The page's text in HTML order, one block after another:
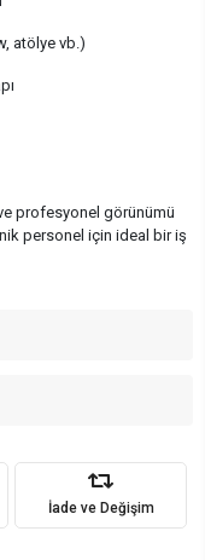
atölye vb.)
profesyonel görünümü
personel için ideal bir iş
İade ve Değişim